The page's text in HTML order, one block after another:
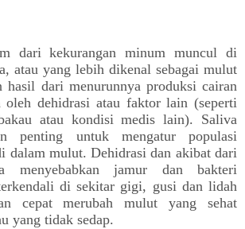
dari kekurangan minum muncul di
atau yang lebih dikenal sebagai mulut
hasil dari menurunnya produksi cairan
oleh dehidrasi atau faktor lain (seperti
atau kondisi medis lain). Saliva
penting untuk mengatur populasi
dalam mulut. Dehidrasi dan akibat dari
menyebabkan jamur dan bakteri
di sekitar gigi, gusi dan lidah
cepat merubah mulut yang sehat
yang tidak sedap.